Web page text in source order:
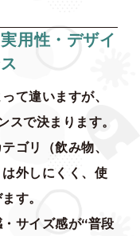
用性・デザイ
て違いますが、
スで決まります。
ゴリ（飲み物、
外しにくく、使
す。
サイズ感が“普段